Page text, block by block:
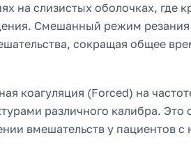
на слизистых оболочках, где
Смешанный режим резания
сокращая общее
коагуляция (Forced) на
различного калибра. Это
вмешательств у пациентов